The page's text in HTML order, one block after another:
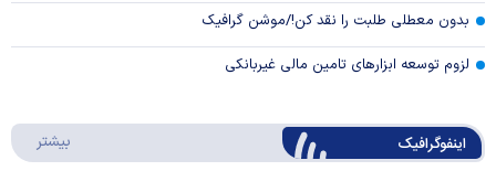
بدون معطلی طلبت را نقد کن!/موشن گرافیک
لزوم توسعه ابزارهای تامین مالی غیربانکی
اینفوگرافیک بیشتر